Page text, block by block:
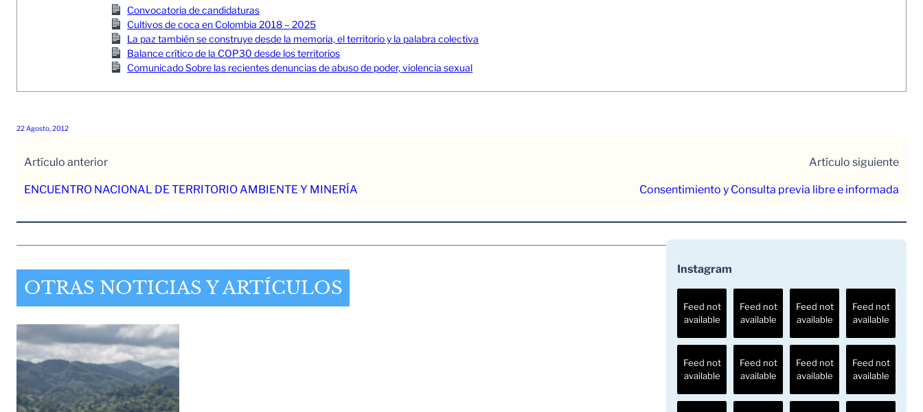
Convocatoria de candidaturas
Cultivos de coca en Colombia 2018 – 2025
La paz también se construye desde la memoria, el territorio y la palabra colectiva
Balance crítico de la COP30 desde los territorios
Comunicado Sobre las recientes denuncias de abuso de poder, violencia sexual
22 Agosto, 2012
Artículo anterior
ENCUENTRO NACIONAL DE TERRITORIO AMBIENTE Y MINERÍA
Artículo siguiente
Consentimiento y Consulta previa libre e informada
OTRAS NOTICIAS Y ARTÍCULOS
Instagram
Feed not
available
Feed not
available
Feed not
available
Feed not
available
Feed not
available
Feed not
available
Feed not
available
Feed not
available